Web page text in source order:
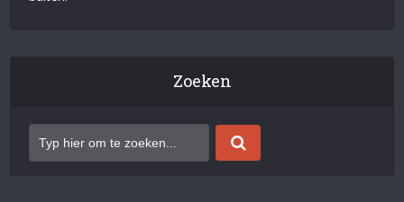
Zoeken